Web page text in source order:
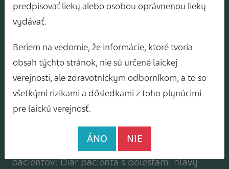
Mám záujem o zasielanie odborného
spravodajcu
pacientov: Diár pacienta s bolesťami hlavy
predpisovať lieky alebo osobou oprávnenou lieky
vydávať.
Beriem na vedomie, že informácie, ktoré tvoria
obsah týchto stránok, nie sú určené laickej
verejnosti, ale zdravotníckym odborníkom, a to so
všetkými rizikami a dôsledkami z toho plynúcimi
pre laickú verejnosť.
ÁNO NIE